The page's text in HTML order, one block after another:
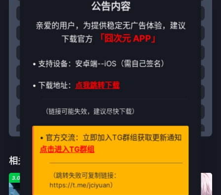
18
34 35
41 42
46
50
相关推荐
3.0 1.0
公告内容
亲爱的用户，为提供稳定无广告体验，建议
下载官方
「囧次元 APP」
• 支持设备：安卓端--iOS（需自己签名）
• 下载地址： 点我跳转下载
（链接可能失效，建议尽快下载）
• 官方交流：立即加入TG群组获取更新通知
点击进入TG群组
（跳转失败可复制链接：
https://t.me/jciyuan）